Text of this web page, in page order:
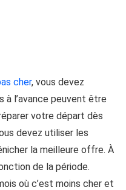
cher, vous devez
à l’avance peuvent être
votre départ dès
devez utiliser les
la meilleure offre. À
de la période.
où c’est moins cher et